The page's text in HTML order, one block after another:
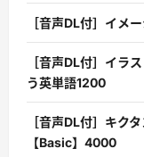
［音声DL付］イメ
［音声DL付］イラ
う英単語1200
［音声DL付］キク
【Basic】4000